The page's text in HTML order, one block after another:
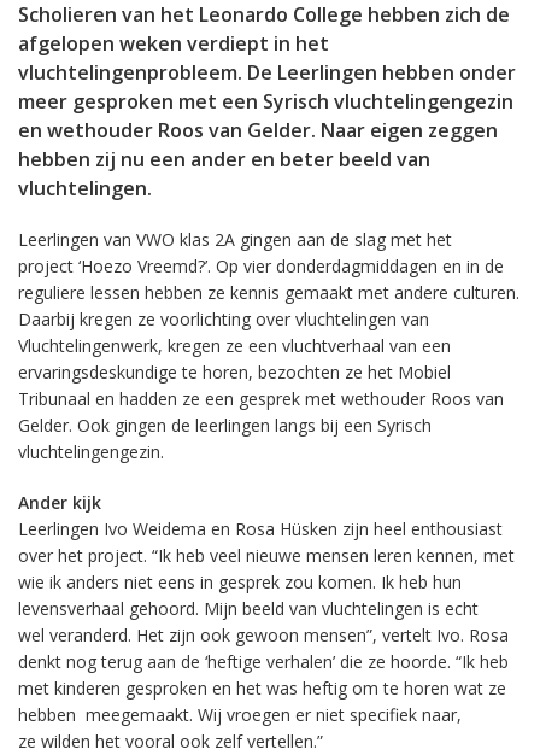
Scholieren van het Leonardo College hebben zich de
afgelopen weken verdiept in het
vluchtelingenprobleem. De Leerlingen hebben onder
meer gesproken met een Syrisch vluchtelingengezin
en wethouder Roos van Gelder. Naar eigen zeggen
hebben zij nu een ander en beter beeld van
vluchtelingen.
Leerlingen van VWO klas 2A gingen aan de slag met het
project ‘Hoezo Vreemd?’. Op vier donderdagmiddagen en in de
reguliere lessen hebben ze kennis gemaakt met andere culturen.
Daarbij kregen ze voorlichting over vluchtelingen van
Vluchtelingenwerk, kregen ze een vluchtverhaal van een
ervaringsdeskundige te horen, bezochten ze het Mobiel
Tribunaal en hadden ze een gesprek met wethouder Roos van
Gelder. Ook gingen de leerlingen langs bij een Syrisch
vluchtelingengezin.
Ander kijk
Leerlingen Ivo Weidema en Rosa Hüsken zijn heel enthousiast
over het project. “Ik heb veel nieuwe mensen leren kennen, met
wie ik anders niet eens in gesprek zou komen. Ik heb hun
levensverhaal gehoord. Mijn beeld van vluchtelingen is echt
wel veranderd. Het zijn ook gewoon mensen”, vertelt Ivo. Rosa
denkt nog terug aan de ‘heftige verhalen’ die ze hoorde. “Ik heb
met kinderen gesproken en het was heftig om te horen wat ze
hebben meegemaakt. Wij vroegen er niet specifiek naar,
ze wilden het vooral ook zelf vertellen.”